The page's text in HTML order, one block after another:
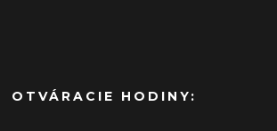
OTVÁRACIE HODINY: